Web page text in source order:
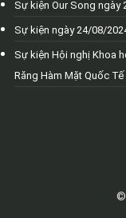
Sự kiện Our Song ngày
Sự kiện ngày 24/08/
Sự kiện Hội nghị Khoa
Răng Hàm Mặt Quốc Tế
©